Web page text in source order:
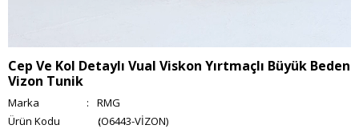
Cep Ve Kol Detaylı Vual Viskon Yırtmaçlı Büyük Beden
Vizon Tunik
Marka :
RMG
(O6443-VİZON)